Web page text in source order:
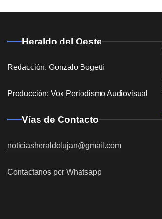
Heraldo del Oeste
Redacción: Gonzalo Bogetti
Producción: Vox Periodismo Audiovisual
Vías de Contacto
noticiasheraldolujan@gmail.com
Contactanos por Whatsapp